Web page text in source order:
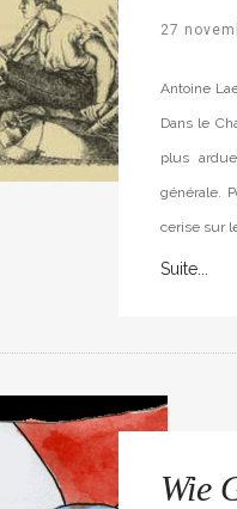
27
Antoine
Dans le
plus
générale.
cerise sur
Suite...
Wie